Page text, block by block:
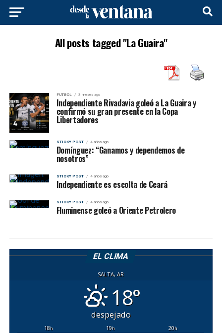
All posts tagged "La Guaira"
FUTBOL 3 meses ago
Independiente Rivadavia goleó a La Guaira y
confirmó su gran presente en la Copa
Libertadores
STICKY POST 4 años ago
Domínguez: “Ganamos y dependemos de
nosotros”
STICKY POST 4 años ago
Independiente es escolta de Ceará
STICKY POST 4 años ago
Fluminense goleó a Oriente Petrolero
EL CLIMA
SALTA, AR
18°
despejado
18h 19h 20h